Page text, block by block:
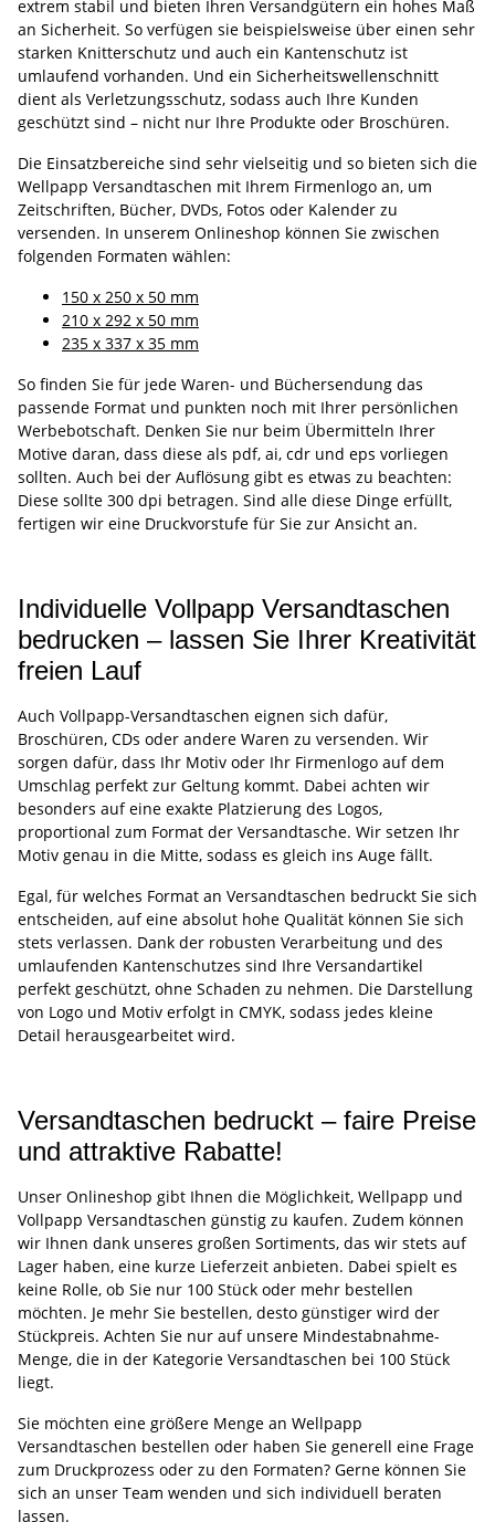
extrem stabil und bieten Ihren Versandgütern ein hohes Maß
an Sicherheit. So verfügen sie beispielsweise über einen sehr
starken Knitterschutz und auch ein Kantenschutz ist
umlaufend vorhanden. Und ein Sicherheitswellenschnitt
dient als Verletzungsschutz, sodass auch Ihre Kunden
geschützt sind – nicht nur Ihre Produkte oder Broschüren.
Die Einsatzbereiche sind sehr vielseitig und so bieten sich die
Wellpapp Versandtaschen mit Ihrem Firmenlogo an, um
Zeitschriften, Bücher, DVDs, Fotos oder Kalender zu
versenden. In unserem Onlineshop können Sie zwischen
folgenden Formaten wählen:
150 x 250 x 50 mm
210 x 292 x 50 mm
235 x 337 x 35 mm
So finden Sie für jede Waren- und Büchersendung das
passende Format und punkten noch mit Ihrer persönlichen
Werbebotschaft. Denken Sie nur beim Übermitteln Ihrer
Motive daran, dass diese als pdf, ai, cdr und eps vorliegen
sollten. Auch bei der Auflösung gibt es etwas zu beachten:
Diese sollte 300 dpi betragen. Sind alle diese Dinge erfüllt,
fertigen wir eine Druckvorstufe für Sie zur Ansicht an.
Individuelle Vollpapp Versandtaschen
bedrucken – lassen Sie Ihrer Kreativität
freien Lauf
Auch Vollpapp-Versandtaschen eignen sich dafür,
Broschüren, CDs oder andere Waren zu versenden. Wir
sorgen dafür, dass Ihr Motiv oder Ihr Firmenlogo auf dem
Umschlag perfekt zur Geltung kommt. Dabei achten wir
besonders auf eine exakte Platzierung des Logos,
proportional zum Format der Versandtasche. Wir setzen Ihr
Motiv genau in die Mitte, sodass es gleich ins Auge fällt.
Egal, für welches Format an Versandtaschen bedruckt Sie sich
entscheiden, auf eine absolut hohe Qualität können Sie sich
stets verlassen. Dank der robusten Verarbeitung und des
umlaufenden Kantenschutzes sind Ihre Versandartikel
perfekt geschützt, ohne Schaden zu nehmen. Die Darstellung
von Logo und Motiv erfolgt in CMYK, sodass jedes kleine
Detail herausgearbeitet wird.
Versandtaschen bedruckt – faire Preise
und attraktive Rabatte!
Unser Onlineshop gibt Ihnen die Möglichkeit, Wellpapp und
Vollpapp Versandtaschen günstig zu kaufen. Zudem können
wir Ihnen dank unseres großen Sortiments, das wir stets auf
Lager haben, eine kurze Lieferzeit anbieten. Dabei spielt es
keine Rolle, ob Sie nur 100 Stück oder mehr bestellen
möchten. Je mehr Sie bestellen, desto günstiger wird der
Stückpreis. Achten Sie nur auf unsere Mindestabnahme-
Menge, die in der Kategorie Versandtaschen bei 100 Stück
liegt.
Sie möchten eine größere Menge an Wellpapp
Versandtaschen bestellen oder haben Sie generell eine Frage
zum Druckprozess oder zu den Formaten? Gerne können Sie
sich an unser Team wenden und sich individuell beraten
lassen.